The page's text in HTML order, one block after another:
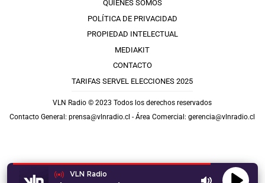
VLN Radio
QUIÉNES SOMOS
POLÍTICA DE PRIVACIDAD
PROPIEDAD INTELECTUAL
MEDIAKIT
CONTACTO
TARIFAS SERVEL ELECCIONES 2025
VLN Radio © 2023 Todos los derechos reservados
Contacto General:prensa@vlnradio.cl - Área Comercial:gerencia@vlnradio.cl